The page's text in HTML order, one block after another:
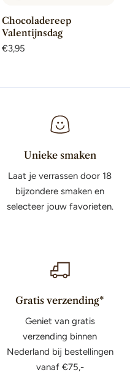
Chocoladereep
Valentijnsdag
Normale
€3,95
Unieke smaken
Laat je verrassen door 18
bijzondere smaken en
selecteer jouw favorieten.
Gratis verzending*
Geniet van gratis
verzending binnen
Nederland bij bestellingen
vanaf €75,-